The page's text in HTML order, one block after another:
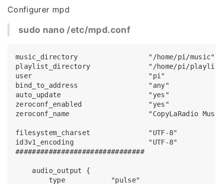
Configurer mpd
sudo nano /etc/mpd.conf
music_directory                 "/home/pi/music"
playlist_directory              "/home/pi/
user                            "pi"
bind_to_address                 "any"
auto_update                     "yes"
zeroconf_enabled                "yes"
zeroconf_name                   "CopyLaRadio
filesystem_charset              "UTF-8"
id3v1_encoding                  "UTF-8"
###############################
    audio_output {
        type		"pulse"